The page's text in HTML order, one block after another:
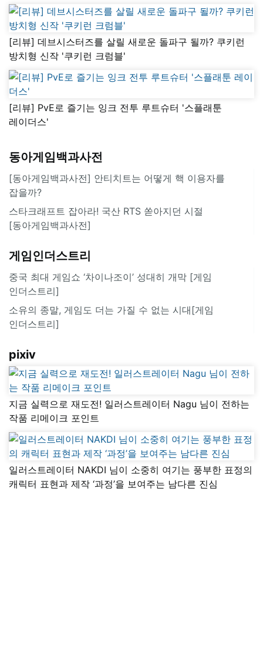
[리뷰] 데브시스터즈를 살릴 새로운 돌파구 될까? 쿠키런
방치형 신작 '쿠키런 크럼블'
[리뷰] PvE로 즐기는 잉크 전투 루트슈터 '스플래툰
레이더스'
동아게임백과사전
[동아게임백과사전] 안티치트는 어떻게 핵 이용자를
잡을까?
스타크래프트 잡아라! 국산 RTS 쏟아지던 시절
[동아게임백과사전]
게임인더스트리
중국 최대 게임쇼 ‘차이나조이’ 성대히 개막 [게임
인더스트리]
소유의 종말, 게임도 더는 가질 수 없는 시대[게임
인더스트리]
pixiv
지금 실력으로 재도전! 일러스트레이터 Nagu 님이 전하는
작품 리메이크 포인트
일러스트레이터 NAKDI 님이 소중히 여기는 풍부한 표정의
캐릭터 표현과 제작 ‘과정’을 보여주는 남다른 진심